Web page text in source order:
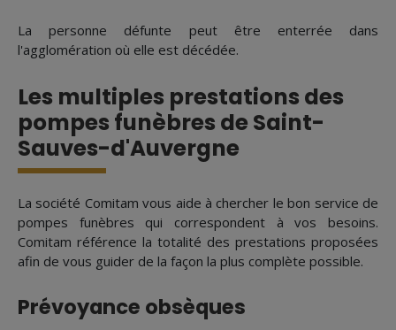
La personne défunte peut être enterrée dans
l'agglomération où elle est décédée.
Les multiples prestations des
pompes funèbres de Saint-
Sauves-d'Auvergne
La société Comitam vous aide à chercher le bon service de
pompes funèbres qui correspondent à vos besoins.
Comitam référence la totalité des prestations proposées
afin de vous guider de la façon la plus complète possible.
Prévoyance obsèques